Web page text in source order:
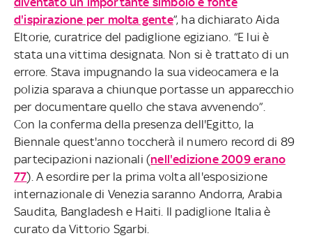
d'ispirazione per molta gente”, ha dichiarato Aida
Eltorie, curatrice del padiglione egiziano. “E lui è
stata una vittima designata. Non si è trattato di un
errore. Stava impugnando la sua videocamera e la
polizia sparava a chiunque portasse un apparecchio
per documentare quello che stava avvenendo”.
Con la conferma della presenza dell'Egitto, la
Biennale quest'anno toccherà il numero record di 89
partecipazioni nazionali (nell'edizione 2009 erano
77). A esordire per la prima volta all'esposizione
internazionale di Venezia saranno Andorra, Arabia
Saudita, Bangladesh e Haiti. Il padiglione Italia è
curato da Vittorio Sgarbi.